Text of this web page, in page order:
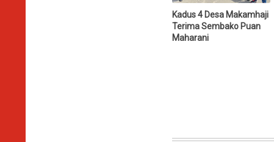
Kadus 4 Desa Makamhaji
Terima Sembako Puan
Maharani